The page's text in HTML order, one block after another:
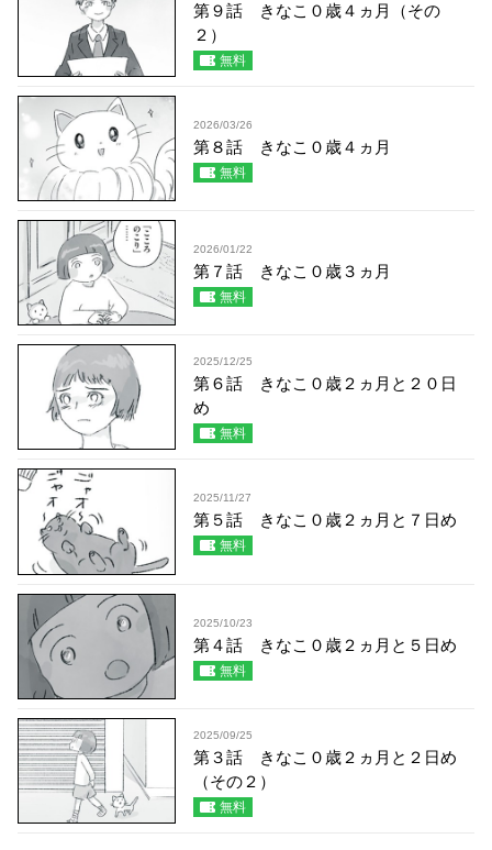
第９話 きなこ０歳４ヵ月（その
２）
無料
2026/03/26
第８話 きなこ０歳４ヵ月
無料
2026/01/22
第７話 きなこ０歳３ヵ月
無料
2025/12/25
第６話 きなこ０歳２ヵ月と２０日
め
無料
2025/11/27
第５話 きなこ０歳２ヵ月と７日め
無料
2025/10/23
第４話 きなこ０歳２ヵ月と５日め
無料
2025/09/25
第３話 きなこ０歳２ヵ月と２日め
（その２）
無料